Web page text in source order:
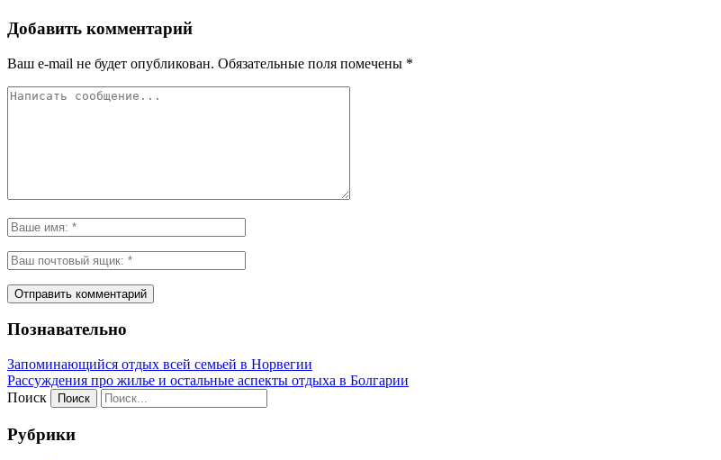
Добавить комментарий
Ваш e-mail не будет опубликован. Обязательные поля помечены *
Познавательно
Запоминающийся отдых всей семьей в Норвегии
Рассуждения про жилье и остальные аспекты отдыха в Болгарии
Поиск
Рубрики